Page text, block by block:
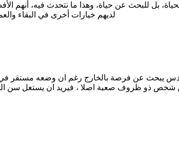
بل للبحث عن حياة، وهذا ما نتحدث فيه، أنهم
لديهم خيارات أخرى في البقاء
يبحث عن فرصة بالخارج رغم ان وضعه مستقر